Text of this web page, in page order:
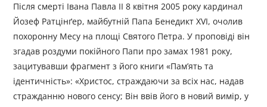
Після смерті Івана Павла II 8 квітня 2005 року кардинал
Йозеф Ратцінґер, майбутній Папа Бенедикт XVI, очолив
похоронну Месу на площі Святого Петра. У проповіді він
згадав роздуми покійного Папи про замах 1981 року,
зацитувавши фрагмент з його книги «Пам’ять та
ідентичність»: «Христос, страждаючи за всіх нас, надав
стражданню нового сенсу; Він ввів його в новий вимір, у